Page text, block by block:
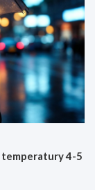
temperatury 4-5